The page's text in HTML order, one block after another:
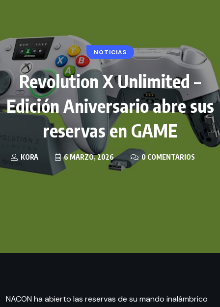
NOTICIAS
Revolution X Unlimited –
Edición Aniversario abre sus
reservas en GAME
KORA 6 MARZO, 2026 0 COMENTARIOS
NACON ha abierto las reservas de su mando inalámbrico